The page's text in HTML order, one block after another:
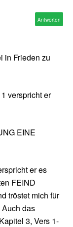
in Frieden zu
verspricht er
EINE
er es
FEIND
tröstet mich für
das
3, Vers 1-
Antworten